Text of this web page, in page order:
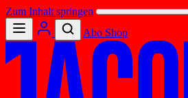
Zum Inhalt springen
Abo Shop